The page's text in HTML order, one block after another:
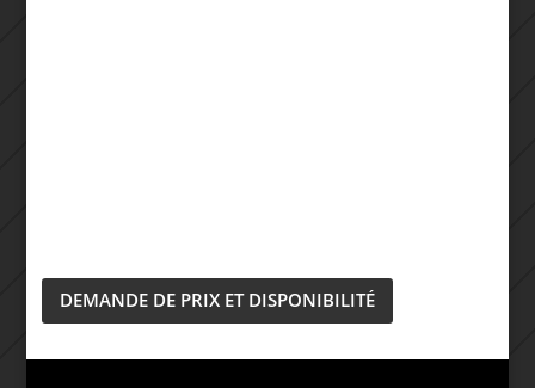
DEMANDE DE PRIX ET DISPONIBILITÉ